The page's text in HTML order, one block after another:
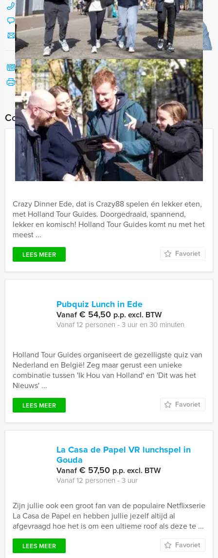
088 428 81 17
Chat met Jeroen
Stuur ons een mailtje
Bel mij terug
Bekijk printbare versie
Combineer dit uitje met:
Crazy Dinner Ede
Vanaf€ 62,50 p.p. excl. BTW
Vanaf 12 personen ‐ 4 uur en 30 minuten
Crazy Dinner Ede, dat is Crazy88 spelen én lekker eten,
met Holland Tour Guides. Doorgedraaid, spannend,
lekker en komisch! Holland Tour Guides komt nu met het
meest ...
LEES MEER Favoriet
Pubquiz Lunch in Ede
Vanaf€ 54,50 p.p. excl. BTW
Vanaf 12 personen ‐ 3 uur en 30 minuten
Holland Tour Guides organiseert de gezelligste quiz van
Nederland en België! Zeg maar gerust een unieke
combinatie tussen 'Ik Hou van Holland' en 'Dit was het
Nieuws' ...
LEES MEER Favoriet
La Casa de Papel VR lunchspel in
Gouda
Vanaf€ 57,50 p.p. excl. BTW
Vanaf 12 personen ‐ 3 uur
Zijn jullie ook een groot fan van de populaire Netflixserie
La Casa de Papel en hebben jullie jezelf altijd al
afgevraagd hoe het is om een ultieme roof als deze te ...
LEES MEER Favoriet